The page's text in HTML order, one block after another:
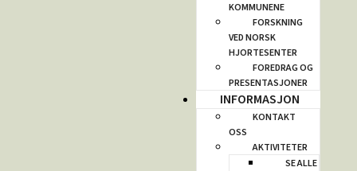
KOMMUNENE
FORSKNING
VED NORSK
HJORTESENTER
FOREDRAG OG
PRESENTASJONER
INFORMASJON
KONTAKT
OSS
AKTIVITETER
SE ALLE